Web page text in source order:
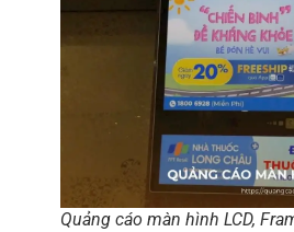
Quảng cáo màn hình LCD,